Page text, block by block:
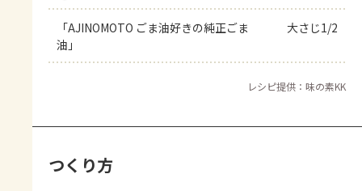
「AJINOMOTO ごま油好きの純正ごま
油」
大さじ1/2
レシピ提供：味の素KK
つくり方